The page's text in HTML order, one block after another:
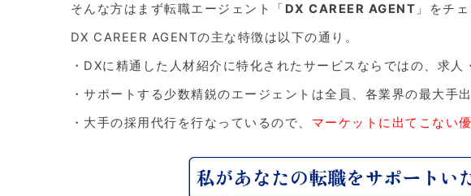
そんな方はまず転職エージェント「 DX CAREER AGENT 」をチ
DX CAREER AGENTの主な特徴は以下の通り。
・DXに精通した人材紹介に特化されたサービスならではの、求人
・サポートする少数精鋭のエージェントは全員、各業界の最大手
・大手の採用代行を行なっているので、 マーケットに出てこない